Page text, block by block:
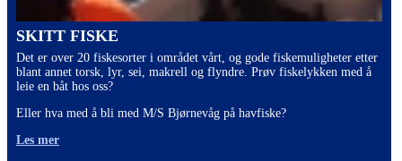
SKITT FISKE
Det er over 20 fiskesorter i området vårt, og gode fiskemuligheter etter
blant annet torsk, lyr, sei, makrell og flyndre. Prøv fiskelykken med å
leie en båt hos oss?
Eller hva med å bli med M/S Bjørnevåg på havfiske?
Les mer